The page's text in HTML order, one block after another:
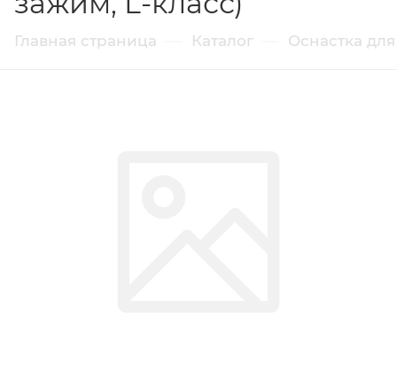
Главная страница Каталог Оснастка